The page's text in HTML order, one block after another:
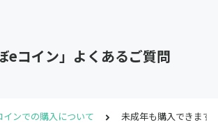
eコイン」よくあるご質問
インでの購入について 未成年も購入できます